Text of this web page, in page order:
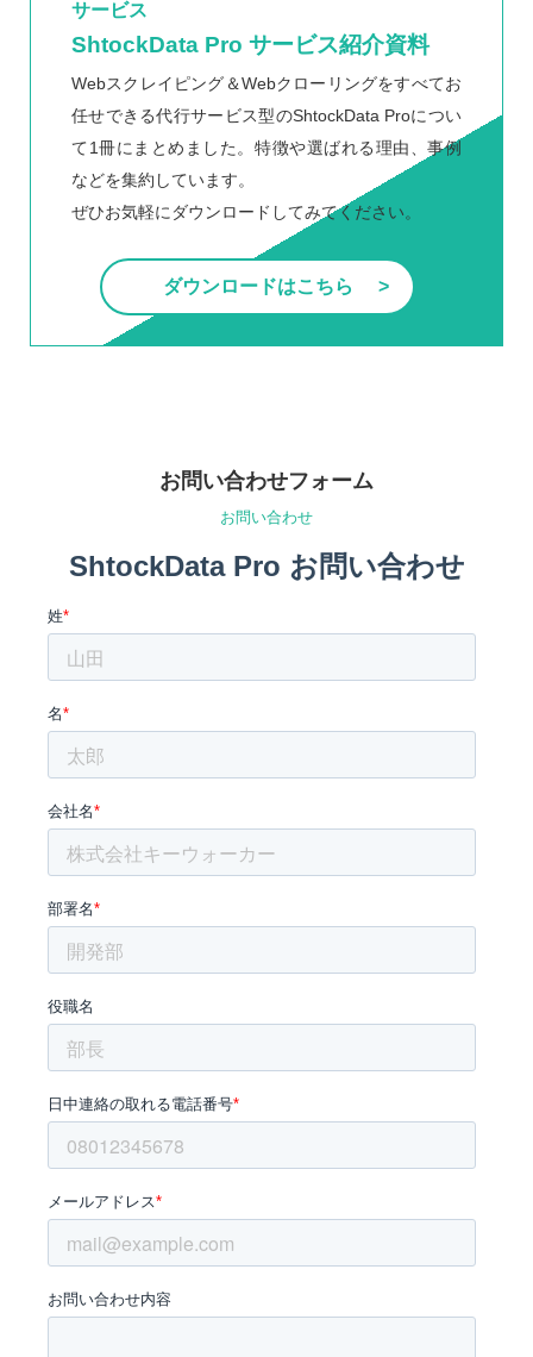
サービス
ShtockData Pro サービス紹介資料
Webスクレイピング＆Webクローリングをすべてお
任せできる代行サービス型のShtockData Proについ
て1冊にまとめました。特徴や選ばれる理由、事例
などを集約しています。
ぜひお気軽にダウンロードしてみてください。
ダウンロードはこちら
お問い合わせフォーム
お問い合わせ